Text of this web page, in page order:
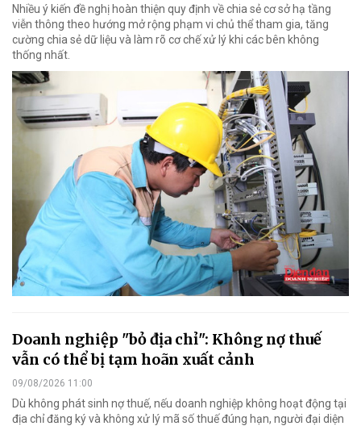
Nhiều ý kiến đề nghị hoàn thiện quy định về chia sẻ cơ sở hạ tầng
viễn thông theo hướng mở rộng phạm vi chủ thể tham gia, tăng
cường chia sẻ dữ liệu và làm rõ cơ chế xử lý khi các bên không
thống nhất.
Doanh nghiệp "bỏ địa chỉ": Không nợ thuế
vẫn có thể bị tạm hoãn xuất cảnh
09/08/2026 11:00
Dù không phát sinh nợ thuế, nếu doanh nghiệp không hoạt động tại
địa chỉ đăng ký và không xử lý mã số thuế đúng hạn, người đại diện